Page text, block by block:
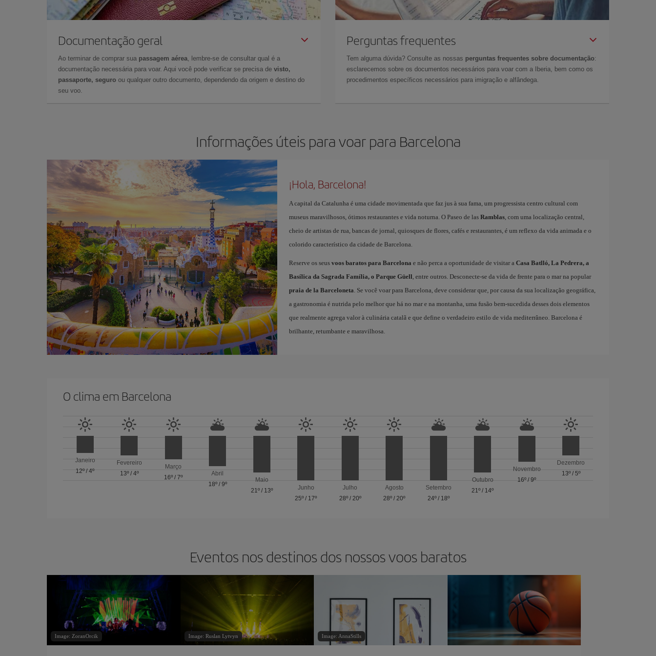
Documentação geral
Ao terminar de comprar sua passagem aérea, lembre-se de consultar qual é a
documentação necessária para voar. Aqui você pode verificar se precisa de visto,
passaporte, seguro ou qualquer outro documento, dependendo da origem e destino do
seu voo.
Perguntas frequentes
Tem alguma dúvida? Consulte as nossas perguntas frequentes sobre documentação:
esclarecemos sobre os documentos necessários para voar com a Iberia, bem como os
procedimentos específicos necessários para imigração e alfândega.
Informações úteis para voar para Barcelona
¡Hola, Barcelona!
A capital da Catalunha é uma cidade movimentada que faz jus à sua fama, um progressista centro cultural com
museus maravilhosos, ótimos restaurantes e vida noturna. O Paseo de las Ramblas, com uma localização central,
cheio de artistas de rua, bancas de jornal, quiosques de flores, cafés e restaurantes, é um reflexo da vida animada e o
colorido característico da cidade de Barcelona.
Reserve os seus voos baratos para Barcelona e não perca a oportunidade de visitar a Casa Batlló, La Pedrera, a
Basílica da Sagrada Família, o Parque Güell, entre outros. Desconecte-se da vida de frente para o mar na popular
praia de la Barceloneta. Se você voar para Barcelona, deve considerar que, por causa da sua localização geográfica,
a gastronomia é nutrida pelo melhor que há no mar e na montanha, uma fusão bem-sucedida desses dois elementos
que realmente agrega valor à culinária catalã e que define o verdadeiro estilo de vida mediterrâneo. Barcelona é
brilhante, retumbante e maravilhosa.
O clima em Barcelona
Janeiro
12º/4º
Fevereiro
13º/ 4º
Março
16º /7º
Abril
18º/ 9º
Maio
21º/ 13º
Junho
25º / 17º
Julho
28º/ 20º
Agosto
28º /20º
Setembro
24º/ 18º
Outubro
21º / 14º
Novembro
16º /9º
Dezembro
13º/ 5º
Eventos nos destinos dos nossos voos baratos
Image: ZoranOrcik Image: Ruslan Lytvyn Image: AnnaStills